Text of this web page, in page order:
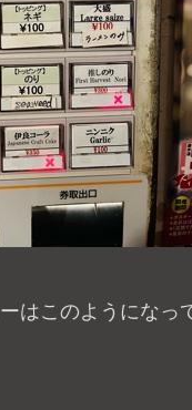
はこのようになっ